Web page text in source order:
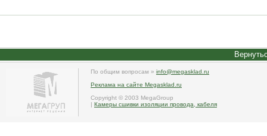
По общим вопросам » info@megasklad.ru
Реклама на сайте Megasklad.ru
Copyright © 2003 MegaGroup
| Камеры сшивки изоляции провода, кабеля